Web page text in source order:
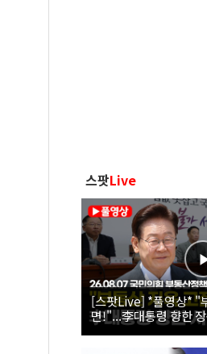
스팟Live
[스팟Live] *풀영상* "
면!"...李대통령 향한
| 26.08.07 국민의힘 부
위원회 전체회의